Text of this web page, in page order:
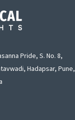
Pride, S. No. 8,
Hadapsar, Pune,